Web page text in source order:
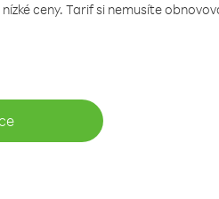
ceny. Tarif si nemusíte